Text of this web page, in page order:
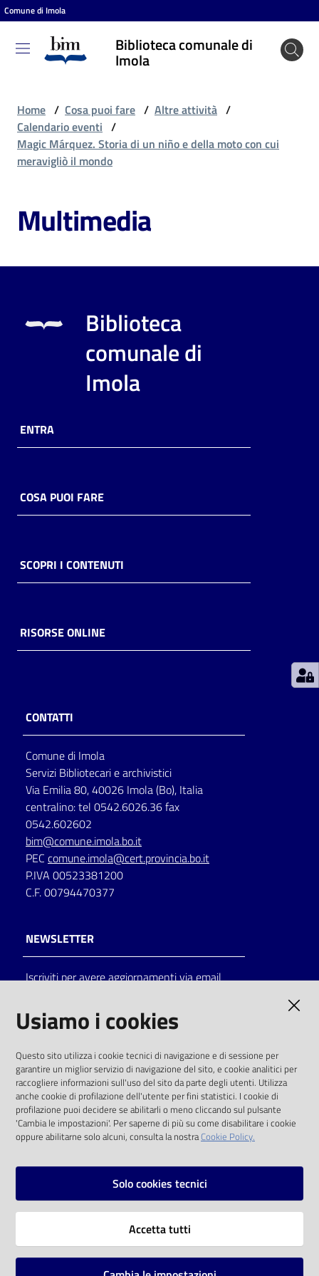
Vai al contenuto
Vai alla navigazione
Vai al footer
Comune di Imola
Biblioteca comunale di
Imola
Biblioteca
comunale
Entra
Cosa
puoi
Archivio
Decentrate
lettura
Seguici
su
Catalogo
Eventi
Chiedi al
bibliotecario
Avvisi
Home / Cosa puoi fare / Altre attività /
Calendario eventi /
Magic Márquez. Storia di un niño e della moto con cui
meravigliò il mondo
Multimedia
Biblioteca
comunale di
Imola
ENTRA
COSA PUOI FARE
SCOPRI I CONTENUTI
RISORSE ONLINE
CONTATTI
Comune di Imola
Servizi Bibliotecari e archivistici
Via Emilia 80, 40026 Imola (Bo), Italia
centralino: tel 0542.6026.36 fax
0542.602602
bim@comune.imola.bo.it
PEC comune.imola@cert.provincia.bo.it
P.IVA 00523381200
C.F. 00794470377
NEWSLETTER
Iscriviti per avere aggiornamenti via email
solo alle condizioni previste dalla direttiva
comunitaria 2003/98/CE e dal d.lgs. 36/2006
SOCIAL
Instagram
Vai alla pagina
Usiamo i cookies
Questo sito utilizza i cookie tecnici di navigazione e di sessione per
garantire un miglior servizio di navigazione del sito, e cookie analitici per
raccogliere informazioni sull'uso del sito da parte degli utenti. Utilizza
anche cookie di profilazione dell'utente per fini statistici. I cookie di
profilazione puoi decidere se abilitarli o meno cliccando sul pulsante
'Cambia le impostazioni'. Per saperne di più su come disabilitare i cookie
oppure abilitarne solo alcuni, consulta la nostraCookie Policy.
Solo cookies tecnici
Accetta tutti